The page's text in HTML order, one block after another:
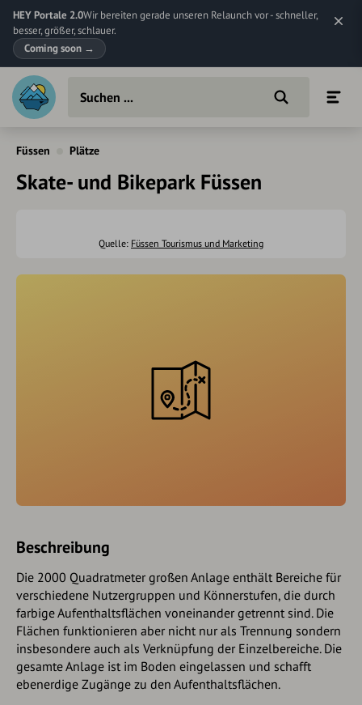
HEY Portale 2.0Wir bereiten gerade unseren Relaunch vor - schneller,
besser, größer, schlauer.
Coming soon →
Füssen Plätze
Skate- und Bikepark Füssen
Quelle: Füssen Tourismus und Marketing
Beschreibung
Die 2000 Quadratmeter großen Anlage enthält Bereiche für
verschiedene Nutzergruppen und Könnerstufen, die durch
farbige Aufenthaltsflächen voneinander getrennt sind. Die
Flächen funktionieren aber nicht nur als Trennung sondern
insbesondere auch als Verknüpfung der Einzelbereiche. Die
gesamte Anlage ist im Boden eingelassen und schafft
ebenerdige Zugänge zu den Aufenthaltsflächen.